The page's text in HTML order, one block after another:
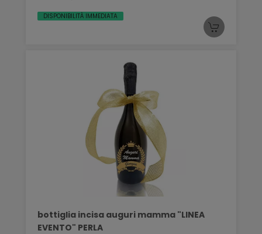
DISPONIBILITÀ IMMEDIATA
bottiglia incisa auguri mamma "LINEA
EVENTO" PERLA